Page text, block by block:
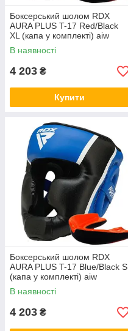
Боксерський шолом RDX
AURA PLUS T-17 Red/Black
XL (капа у комплекті) aiw
Оригинал 4020
В наявності
4 203 ₴
Купити
Боксерський шолом RDX
AURA PLUS T-17 Blue/Black S
(капа у комплекті) aiw
Оригинал 4148
В наявності
4 203 ₴